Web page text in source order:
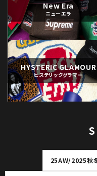
New Era
ニューエラ
HYSTERIC GLAMOUR
ヒステリックグラマー
25AW/2025秋